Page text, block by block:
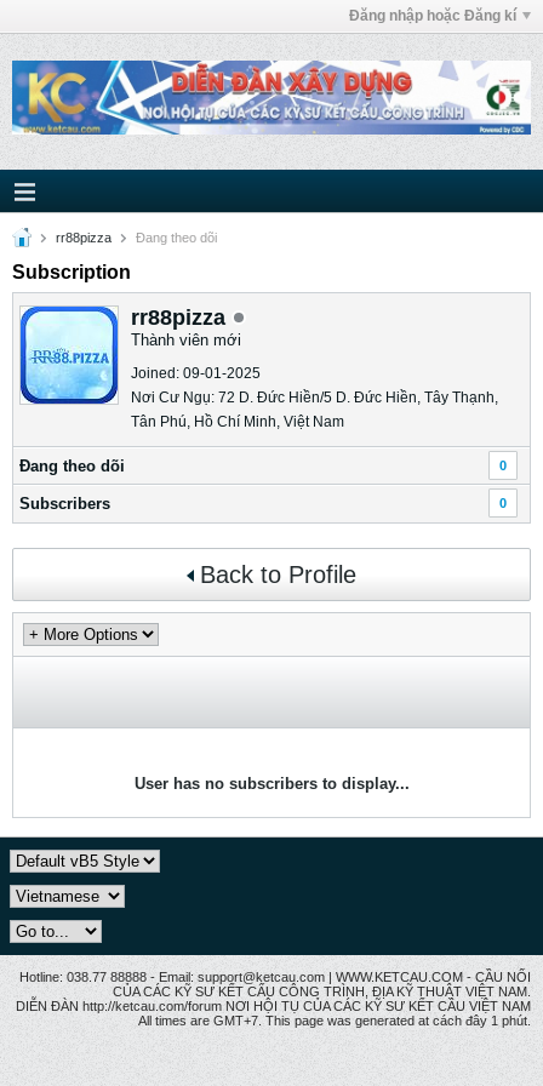
Đăng nhập hoặc Đăng kí
rr88pizza Ðang theo dõi
Subscription
rr88pizza
Thành viên mới
Joined: 09-01-2025
Nơi Cư Ngụ: 72 D. Đức Hiền/5 D. Đức Hiền, Tây Thạnh,
Tân Phú, Hồ Chí Minh, Việt Nam
Ðang theo dõi 0
Subscribers 0
Back to Profile
User has no subscribers to display...
Hotline: 038.77 88888 - Email: support@ketcau.com | WWW.KETCAU.COM - CẦU NỐI
CỦA CÁC KỸ SƯ KẾT CẤU CÔNG TRÌNH, ĐỊA KỸ THUẬT VIỆT NAM.
DIỄN ĐÀN http://ketcau.com/forum NƠI HỘI TỤ CỦA CÁC KỸ SƯ KẾT CÂU VIỆT NAM
All times are GMT+7. This page was generated at cách đây 1 phút.